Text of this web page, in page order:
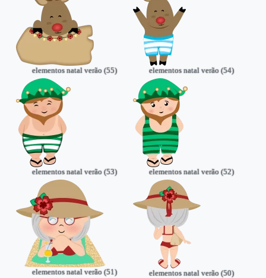
elementos natal verão (55) elementos natal verão (54)
elementos natal verão (53) elementos natal verão (52)
elementos natal verão (51) elementos natal verão (50)